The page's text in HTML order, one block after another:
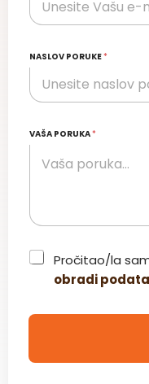
NASLOV PORUKE*
VAŠA PORUKA*
C
h
k
b
*
Pročitao/la
obradi